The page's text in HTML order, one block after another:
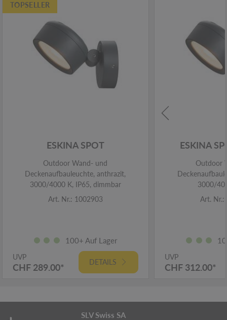
TOPSELLER
ESKINA SPOT
Outdoor Wand- und
Deckenaufbauleuchte, anthrazit,
3000/4000 K, IP65, dimmbar
Art. Nr.: 1002903
100+ Auf Lager
UVP
CHF 289.00* DETAILS
ESKINA
Outdoor
3000/
Art.
UVP
CHF 312.00*
SLV Swiss SA